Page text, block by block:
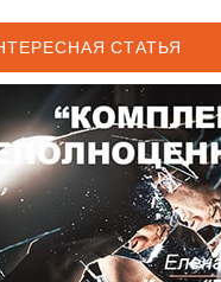
СТАТЬЯ